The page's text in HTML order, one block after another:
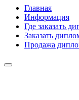
Главная
Информация
Где заказать
Заказать
Продажа